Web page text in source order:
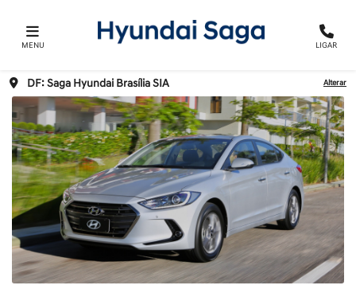
MENU LIGAR
DF: Saga Hyundai Brasília SIA Alterar